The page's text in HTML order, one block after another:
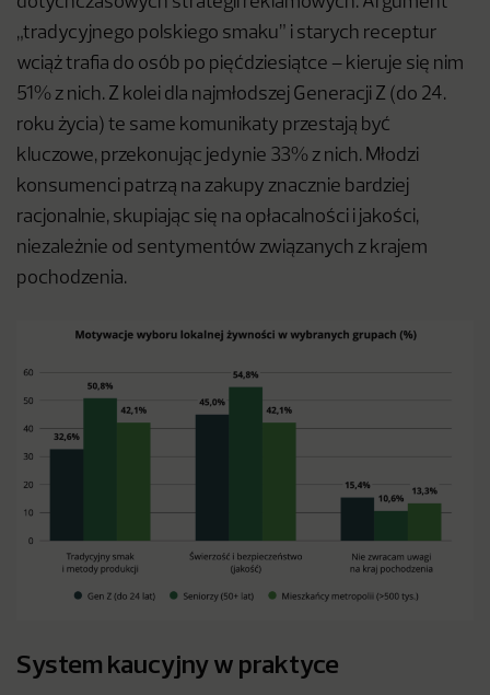
„tradycyjnego polskiego smaku” i starych receptur
wciąż trafia do osób po pięćdziesiątce – kieruje się nim
51% z nich. Z kolei dla najmłodszej Generacji Z (do 24.
roku życia) te same komunikaty przestają być
kluczowe, przekonując jedynie 33% z nich. Młodzi
konsumenci patrzą na zakupy znacznie bardziej
racjonalnie, skupiając się na opłacalności i jakości,
niezależnie od sentymentów związanych z krajem
pochodzenia.
System kaucyjny w praktyce